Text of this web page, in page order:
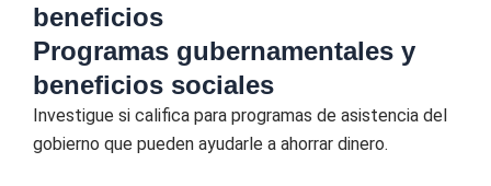
beneficios
Programas gubernamentales y
beneficios sociales
Investigue si califica para programas de asistencia del
gobierno que pueden ayudarle a ahorrar dinero.